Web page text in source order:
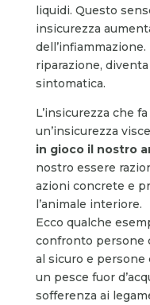
liquidi. Questo
insicurezza
riparazione,
sintomatica.
L’insicurezza che
un’insicurezza
in gioco il nostro
nostro essere
azioni concrete e
l’animale interiore.
Ecco qualche
confronto persone
al sicuro e
un pesce fuor
sofferenza ai